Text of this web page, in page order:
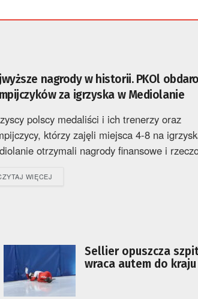
nagrody w historii. PKOl
za igrzyska w Mediolanie
polscy medaliści i ich trenerzy oraz
którzy zajęli miejsca 4-8 na
otrzymali nagrody finansowe i
WIĘCEJ
Sellier opuszcza
wraca autem do kraju